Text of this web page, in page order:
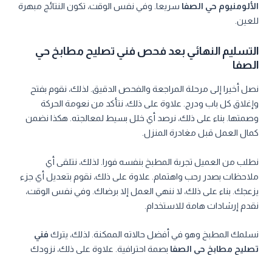
الألومنيوم حي الصفا سريعا. وفي نفس الوقت، تكون النتائج مبهرة
للعين.
التسليم النهائي بعد فحص فني تصليح مطابخ حي
الصفا
نصل أخيرا إلى مرحلة المراجعة والفحص الدقيق. لذلك، نقوم بفتح
وإغلاق كل باب ودرج. علاوة على ذلك، نتأكد من نعومة الحركة
وصمتها. بناء على ذلك، نرصد أي خلل بسيط لمعالجته. هكذا نضمن
كمال العمل قبل مغادرة المنزل.
نطلب من العميل تجربة المطبخ بنفسه فورا. لذلك، نتلقى أي
ملاحظات بصدر رحب واهتمام. علاوة على ذلك، نقوم بتعديل أي جزء
يزعجك. بناء على ذلك، لا ننهي العمل إلا برضاك. وفي نفس الوقت،
نقدم إرشادات هامة للاستخدام.
نسلمك المطبخ وهو في أفضل حالاته الممكنة. لذلك، يترك فني
تصليح مطابخ حي الصفا بصمة احترافية. علاوة على ذلك، نزودك